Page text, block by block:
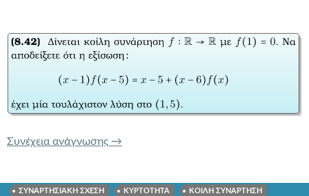
Συνέχεια ανάγνωσης ΣΥΝΑΡΤΗΣΙΑΚΗ ΣΧΕΣΗ ΜΙΑΣ
→
ΣΥΝΑΡΤΗΣΙΑΚΗ ΣΧΕΣΗ ΚΥΡΤΟΤΗΤΑ ΚΟΙΛΗ ΣΥΝΑΡΤΗΣΗ